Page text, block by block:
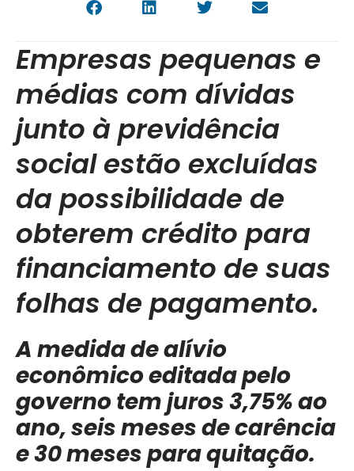
Empresas pequenas e
médias com dívidas
junto à previdência
social estão excluídas
da possibilidade de
obterem crédito para
financiamento de suas
folhas de pagamento.
A medida de alívio
econômico editada pelo
governo tem juros 3,75% ao
ano, seis meses de carência
e 30 meses para quitação.